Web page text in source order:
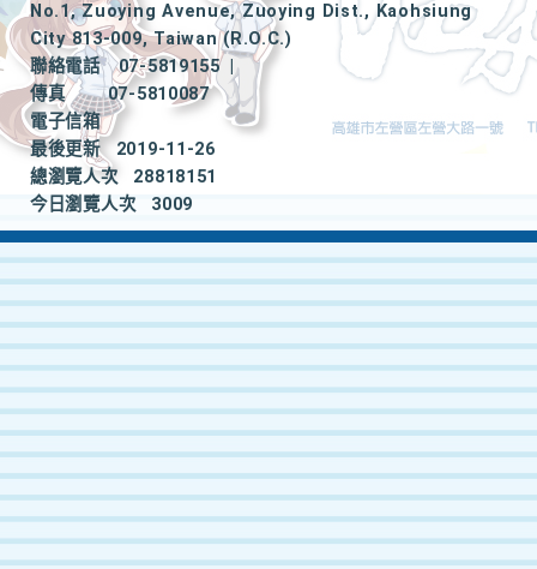
No.1, Zuoying Avenue, Zuoying Dist., Kaohsiung
City 813-009, Taiwan (R.O.C.)
聯絡電話
07-5819155
|
傳真
07-5810087
電子信箱
最後更新
2019-11-26
總瀏覽人次
28818151
今日瀏覽人次
3009